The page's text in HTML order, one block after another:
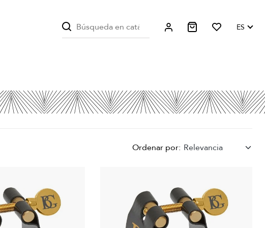
ES
Ordenar por: Relevancia